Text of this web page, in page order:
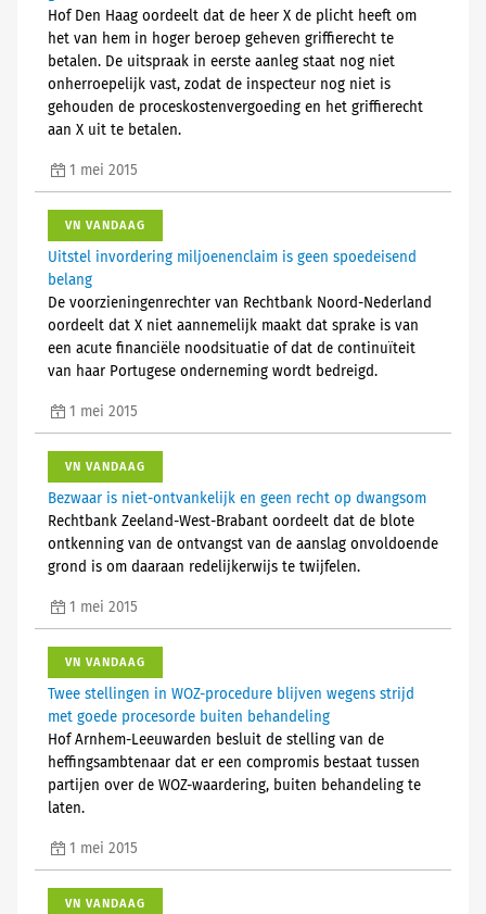
Hof Den Haag oordeelt dat de heer X de plicht heeft om
het van hem in hoger beroep geheven griffierecht te
betalen. De uitspraak in eerste aanleg staat nog niet
onherroepelijk vast, zodat de inspecteur nog niet is
gehouden de proceskostenvergoeding en het griffierecht
aan X uit te betalen.
1 mei 2015
VN VANDAAG
Uitstel invordering miljoenenclaim is geen spoedeisend
belang
De voorzieningenrechter van Rechtbank Noord-Nederland
oordeelt dat X niet aannemelijk maakt dat sprake is van
een acute financiële noodsituatie of dat de continuïteit
van haar Portugese onderneming wordt bedreigd.
1 mei 2015
VN VANDAAG
Bezwaar is niet-ontvankelijk en geen recht op dwangsom
Rechtbank Zeeland-West-Brabant oordeelt dat de blote
ontkenning van de ontvangst van de aanslag onvoldoende
grond is om daaraan redelijkerwijs te twijfelen.
1 mei 2015
VN VANDAAG
Twee stellingen in WOZ-procedure blijven wegens strijd
met goede procesorde buiten behandeling
Hof Arnhem-Leeuwarden besluit de stelling van de
heffingsambtenaar dat er een compromis bestaat tussen
partijen over de WOZ-waardering, buiten behandeling te
laten.
1 mei 2015
VN VANDAAG